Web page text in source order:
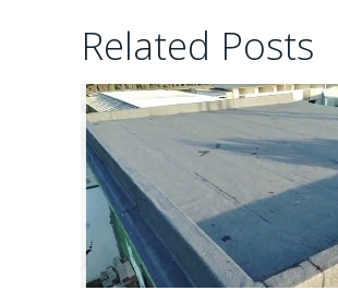
Related Posts
ALOIA Y
ANDURIÑA..
ADOPCIONES
MARAVILLOSAS
24 days ago